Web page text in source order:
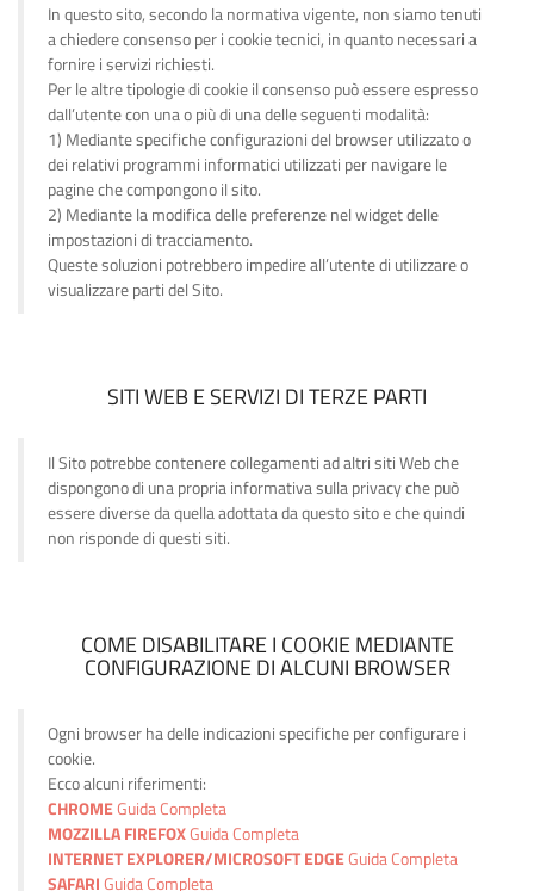
In questo sito, secondo la normativa vigente, non siamo tenuti
a chiedere consenso per i cookie tecnici, in quanto necessari a
fornire i servizi richiesti.
Per le altre tipologie di cookie il consenso può essere espresso
dall’utente con una o più di una delle seguenti modalità:
1) Mediante specifiche configurazioni del browser utilizzato o
dei relativi programmi informatici utilizzati per navigare le
pagine che compongono il sito.
2) Mediante la modifica delle preferenze nel widget delle
impostazioni di tracciamento.
Queste soluzioni potrebbero impedire all’utente di utilizzare o
visualizzare parti del Sito.
SITI WEB E SERVIZI DI TERZE PARTI
Il Sito potrebbe contenere collegamenti ad altri siti Web che
dispongono di una propria informativa sulla privacy che può
essere diverse da quella adottata da questo sito e che quindi
non risponde di questi siti.
COME DISABILITARE I COOKIE MEDIANTE
CONFIGURAZIONE DI ALCUNI BROWSER
Ogni browser ha delle indicazioni specifiche per configurare i
cookie.
Ecco alcuni riferimenti:
CHROMEGuida Completa
MOZZILLA FIREFOXGuida Completa
INTERNET EXPLORER/MICROSOFT EDGEGuida Completa
SAFARIGuida Completa